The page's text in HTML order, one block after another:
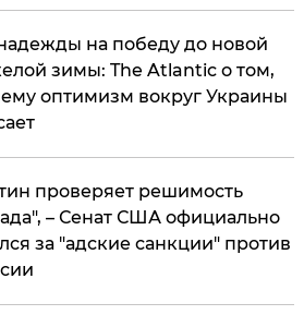
на победу до новой
зимы: The Atlantic о том,
оптимизм вокруг Украины
проверяет решимость
– Сенат США официально
за "адские санкции" против